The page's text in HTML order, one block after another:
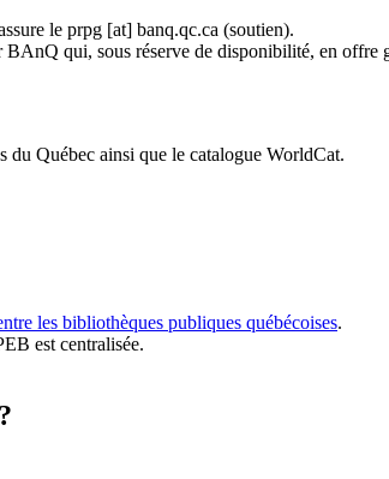
le prpg [at] banq.qc.ca (soutien).
qui, sous réserve de disponibilité, en offre
du Québec ainsi que le catalogue WorldCat.
les bibliothèques publiques québécoises.
est centralisée.